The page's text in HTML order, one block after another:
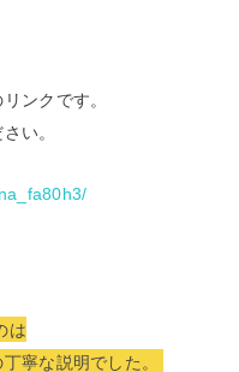
ンクです。
い。
は
寧な説明でした。